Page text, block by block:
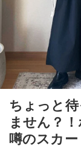
ちょっと
ません？
噂のスカー